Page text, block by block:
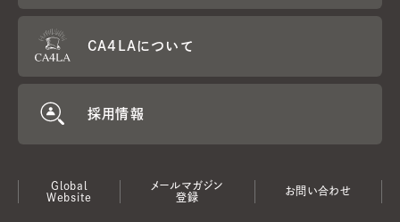
CA4LAについて
採用情報
Global
Website
メールマガジン
登録
お問い合わせ